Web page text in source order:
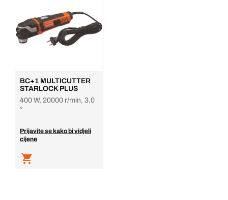
BC+1 MULTICUTTER
STARLOCK PLUS
400 W, 20000 r/min, 3.0
°
Prijavite se kako bi vidjeli
cijene